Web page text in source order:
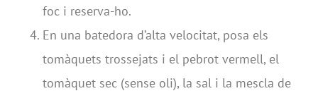
foc i reserva-ho.
En una batedora d’alta velocitat, posa els
tomàquets trossejats i el pebrot vermell, el
tomàquet sec (sense oli), la sal i la mescla de